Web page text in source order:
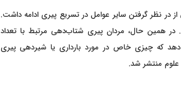
نظر گرفتن سایر عوامل در تسریع پیری ادامه داشت.
همین حال، مردان پیری شتاب‌دهی مرتبط با تعداد
که چیزی خاص در مورد بارداری یا شیردهی پیری